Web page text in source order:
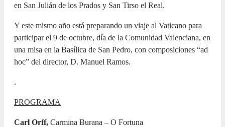
en San Julián de los Prados y San Tirso el Real.
Y este mismo año está preparando un viaje al Vaticano para
participar el 9 de octubre, día de la Comunidad Valenciana, en
una misa en la Basílica de San Pedro, con composiciones “ad
hoc” del director, D. Manuel Ramos.
.
PROGRAMA
Carl Orff, Carmina Burana – O Fortuna